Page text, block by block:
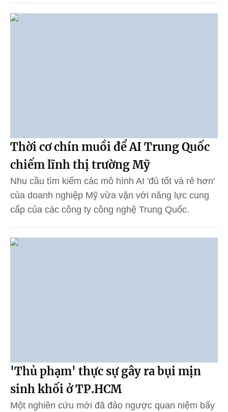
Thời cơ chín muồi để AI Trung Quốc
chiếm lĩnh thị trường Mỹ
Nhu cầu tìm kiếm các mô hình AI 'đủ tốt và rẻ hơn'
của doanh nghiệp Mỹ vừa vặn với năng lực cung
cấp của các công ty công nghệ Trung Quốc.
'Thủ phạm' thực sự gây ra bụi mịn
sinh khối ở TP.HCM
Một nghiên cứu mới đã đảo ngược quan niệm bấy